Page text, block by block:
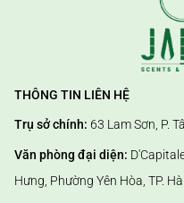
THÔNG TIN LIÊN HỆ
Trụ sở chính: 63 Lam Sơn, P.
Văn phòng đại diện:
Hưng, Phường Yên Hòa, TP.